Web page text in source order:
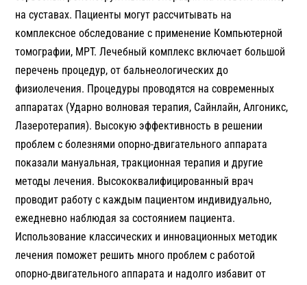
на суставах. Пациенты могут рассчитывать на
комплексное обследование с применение Компьютерной
томографии, МРТ. Лечебный комплекс включает большой
перечень процедур, от бальнеологических до
физиолечения. Процедуры проводятся на современных
аппаратах (Ударно волновая терапия, Сайнлайн, Алгоникс,
Лазеротерапия). Высокую эффективность в решении
проблем с болезнями опорно-двигательного аппарата
показали мануальная, тракционная терапия и другие
методы лечения. Высококвалифицированный врач
проводит работу с каждым пациентом индивидуально,
ежедневно наблюдая за состоянием пациента.
Использование классических и инновационных методик
лечения поможет решить много проблем с работой
опорно-двигательного аппарата и надолго избавит от